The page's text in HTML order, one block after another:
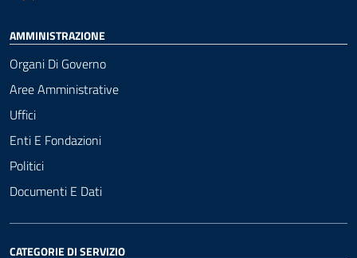
AMMINISTRAZIONE
Organi Di Governo
Aree Amministrative
Uffici
Enti E Fondazioni
Politici
Documenti E Dati
CATEGORIE DI SERVIZIO